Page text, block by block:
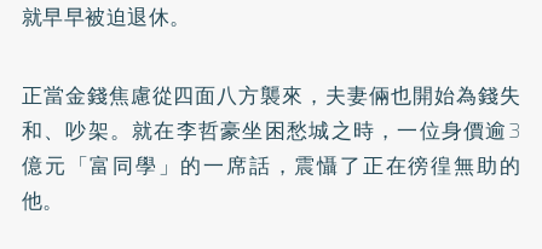
就早早被迫退休。
正當金錢焦慮從四面八方襲來，夫妻倆也開始為錢失
和、吵架。就在李哲豪坐困愁城之時，一位身價逾3
億元「富同學」的一席話，震懾了正在徬徨無助的
他。